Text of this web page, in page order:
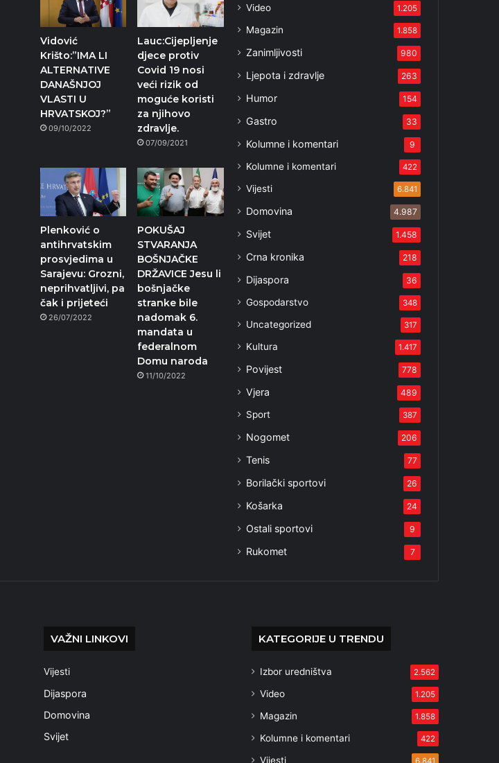
Vidović
Krišto:”IMA LI
ALTERNATIVE
DANAŠNJOJ
VLASTI U
HRVATSKOJ?”
09/10/2022
Lauc:Cijepljenje
djece protiv
Covid 19 nosi
veći rizik od
moguće koristi
za njihovo
zdravlje.
07/09/2021
Plenković o
antihrvatskim
prosvjedima u
Sarajevu: Grozni,
neprihvatljivi, pa
čak i prijeteći
26/07/2022
POKUŠAJ
STVARANJA
BOŠNJAČKE
DRŽAVICE Jesu li
bošnjačke
stranke bile
nadomak 6.
mandata u
federalnom
Domu naroda
11/10/2022
Video 1.205
Magazin 1.858
Zanimljivosti 980
Ljepota i zdravlje 263
Humor 154
Gastro 33
Kolumne i komentari 9
Kolumne i komentari 422
Vijesti 6.841
Domovina 4.987
Svijet 1.458
Crna kronika 218
Dijaspora 36
Gospodarstvo 348
Uncategorized 317
Kultura 1.417
Povijest 778
Vjera 489
Sport 387
Nogomet 206
Tenis 77
Borilački sportovi 26
Košarka 24
Ostali sportovi 9
Rukomet 7
VAŽNI LINKOVI
Vijesti
Dijaspora
Domovina
Svijet
KATEGORIJE U TRENDU
Izbor uredništva 2.562
Video 1.205
Magazin 1.858
Kolumne i komentari 422
Vijesti 6.841